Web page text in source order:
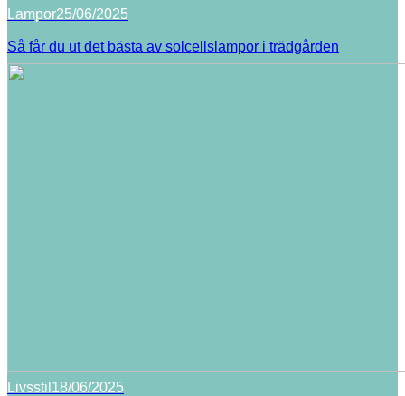
Lampor25/06/2025
Så får du ut det bästa av solcellslampor i trädgården
Livsstil 18/06/2025